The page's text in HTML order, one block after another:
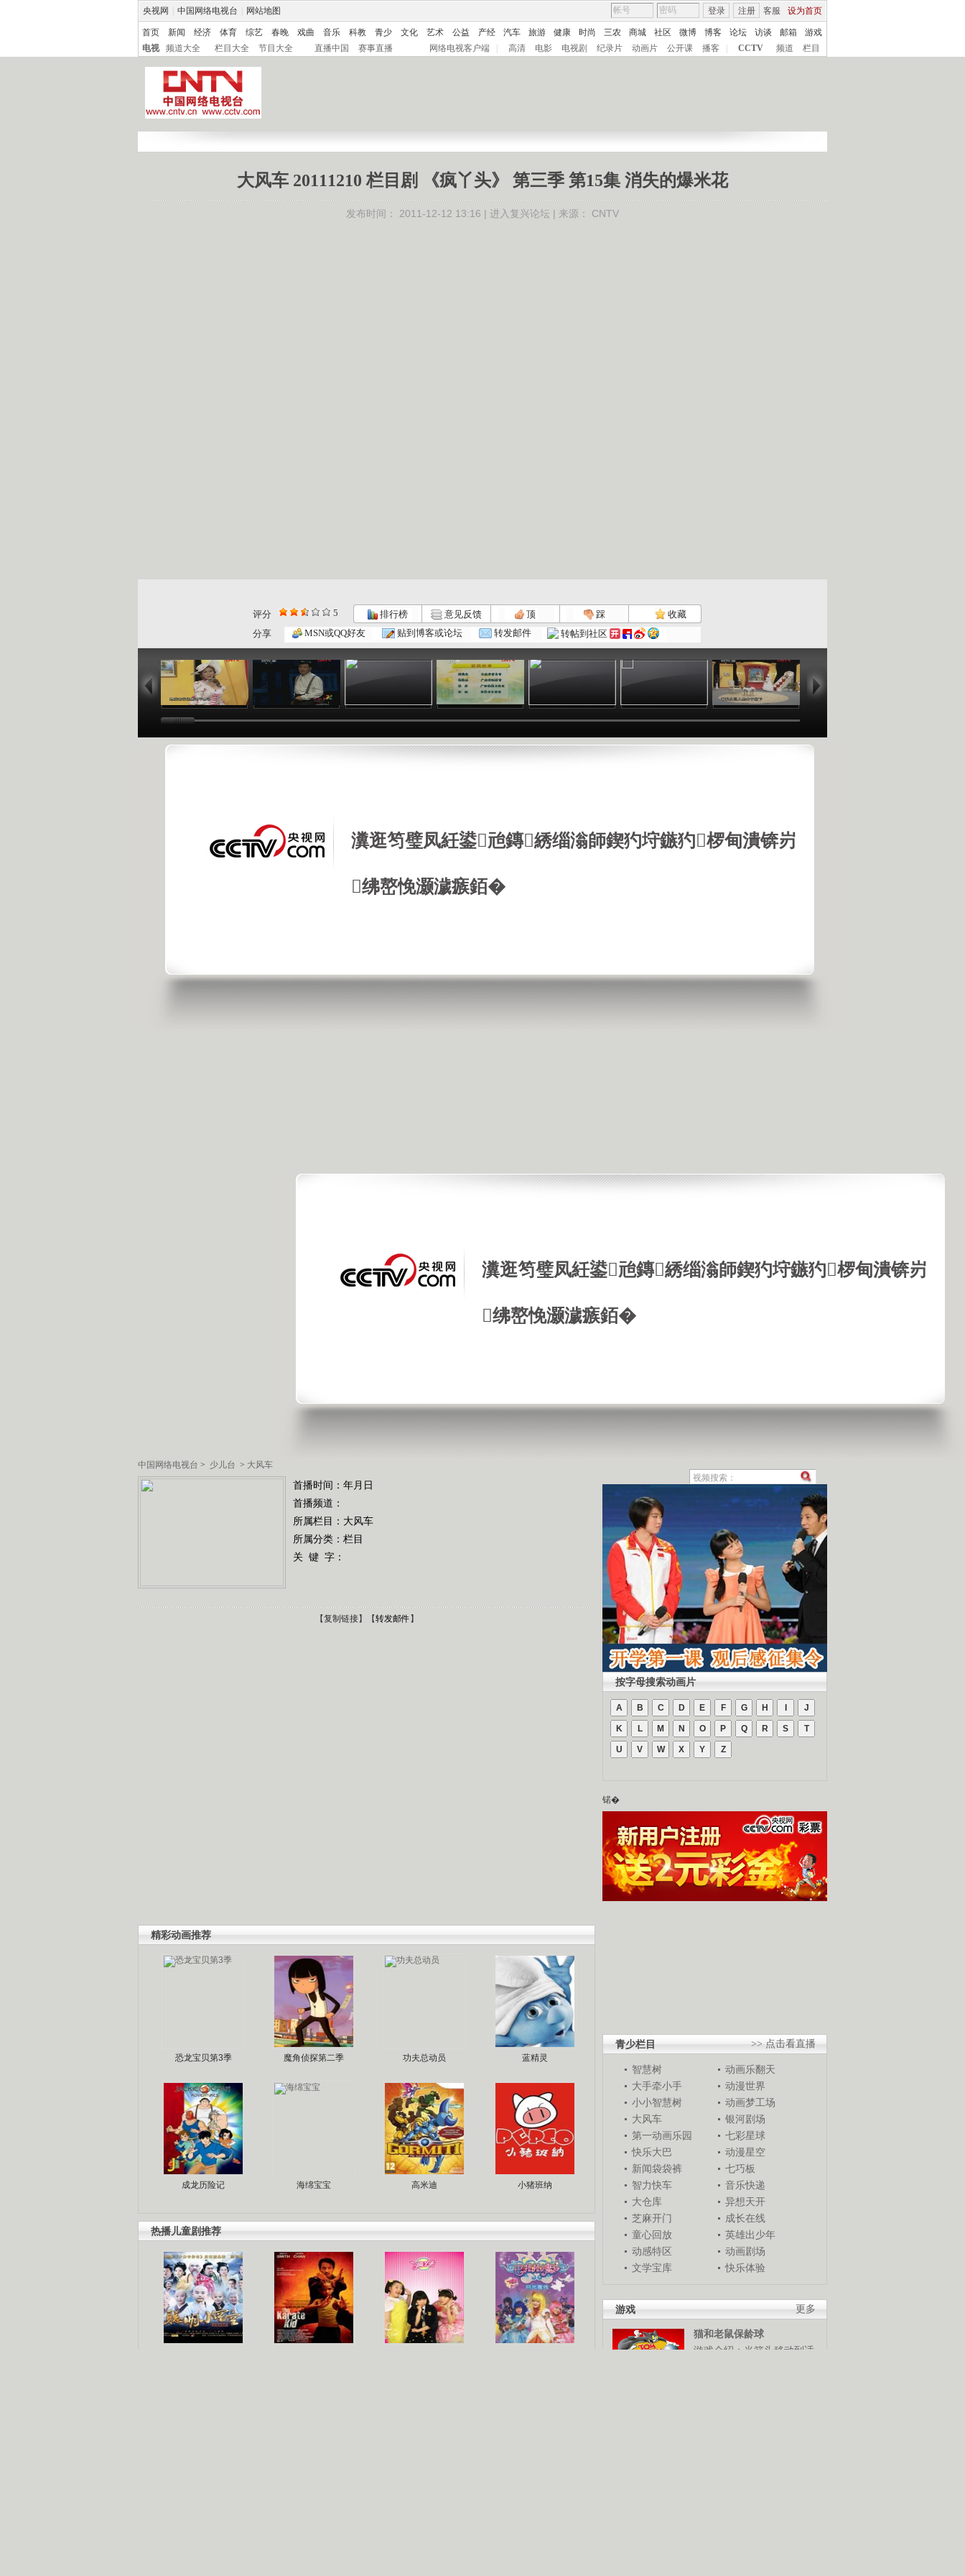
央视网 中国网络电视台 网站地图 客服 设为首页
登录 注册
首页 新闻 经济 体育 综艺 春晚 戏曲 音乐 科教 青少 文化 艺术 公益 产经 汽车 旅游 健康 时尚 三农 商城 社区 微博 博客 论坛 访谈 邮箱
游戏
电视
频道大全 栏目大全 节目大全 直播中国 赛事直播 网络电视客户端 高清 电影 电视剧 纪录片 动画片 公开课 播客 CCTV 频道 栏目
瀵逛笉璧凤紝鍙兘鏄綉缁滃師鍥犳垨鏃犳椤甸潰锛岃
绋嶅悗灏濊瘯銆�
中国网络电视台 > 少儿台 > 大风车
大风车 20111210 栏目剧 《疯丫头》 第三季 第15集 消失的爆米花
发布时间： 2011-12-12 13:16 | 进入复兴论坛 | 来源： CNTV
评分 5 排行榜 意见反馈 顶 踩
收藏
分享
MSN或QQ好友 贴到博客或论坛 转发邮件 转帖到社区
04:59
大风车 2...
17:28
大风车 2...
04:59
大风车 2...
00:19
大风车 2...
17:29
大风车 2...
00:19 04:59
瀵逛笉璧凤紝鍙兘鏄綉缁滃師鍥犳垨鏃犳椤甸潰锛岃
绋嶅悗灏濊瘯銆�
首播时间：年月日
首播频道：
所属栏目： 大风车
所属分类：栏目
关 键 字：
【复制链接】【转发邮件 】
精彩动画推荐
恐龙宝贝第3季 魔角侦探第二季 功夫总动员 蓝精灵
成龙历险记 海绵宝宝 高米迪 小猪班纳
热播儿童剧推荐
按字母搜索动画片
A B C D E F G H J
K L M N O P Q R S T
U V W X Y Z
锘�
>> 点击看直播
青少栏目
智慧树
动画乐翻天
大手牵小手
动漫世界
小小智慧树
动画梦工场
大风车
银河剧场
第一动画乐园
七彩星球
快乐大巴
动漫星空
新闻袋袋裤
七巧板
智力快车
音乐快递
大仓库
异想天开
芝麻开门
成长在线
童心回放
英雄出少年
动感特区
动画剧场
文学宝库
快乐体验
更多
游戏
猫和老鼠保龄球
游戏介绍：当箭头移动到适